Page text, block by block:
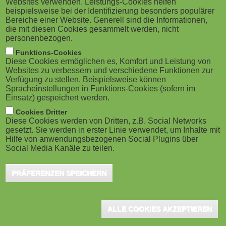
M
o
b
i
l
e
)
g
a
o
n
Bamberg, Juli 2026 - Mit ihrem Förderprogramm "KI
meets vhb: Experimentelle Ansätze in der Online-Lehre
ermöglichen" hat die Virtuelle Hochschule Bayern
(vhb) den Einsatz von Künstlicher Intelligenz in der
hochschulübergreifenden Online-Lehre systematisch
erprobt. Insgesamt 33 Projekte unter Beteiligung von
Anwendungen in digitalen Lehr- und Lernsettings von
Ergebnisse wurden nun vorgestellt.
Websites verwenden. Leistungs-Cookies helfen
beispielsweise bei der Identifizierung besonders populärer
Bereiche einer Website. Generell sind die Informationen,
die mit diesen Cookies gesammelt werden, nicht
personenbezogen.
Funktions-Cookies
Diese Cookies ermöglichen es, Komfort und Leistung von
Websites zu verbessern und verschiedene Funktionen zur
Verfügung zu stellen. Beispielsweise können
Spracheinstellungen in Funktions-Cookies (sofern im
Einsatz) gespeichert werden.
Cookies Dritter
Diese Cookies werden von Dritten, z.B. Social Networks
gesetzt. Sie werden in erster Linie verwendet, um Inhalte mit
Hilfe von anwendungsbezogenen Social Plugins über
Social Media Kanäle zu teilen.
PRÄFERENZEN SPEICHERN
ALLE COOKIES AKZEPTIEREN